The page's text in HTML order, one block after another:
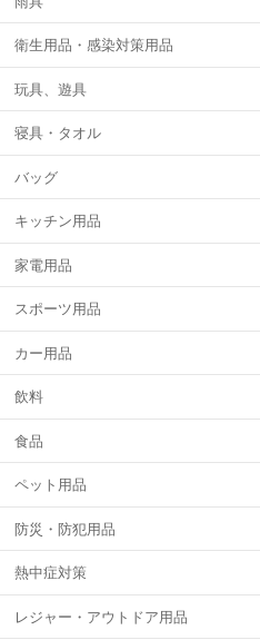
衛生用品・感染対策用品
玩具、遊具
寝具・タオル
バッグ
キッチン用品
家電用品
スポーツ用品
カー用品
飲料
食品
ペット用品
防災・防犯用品
熱中症対策
レジャー・アウトドア用品